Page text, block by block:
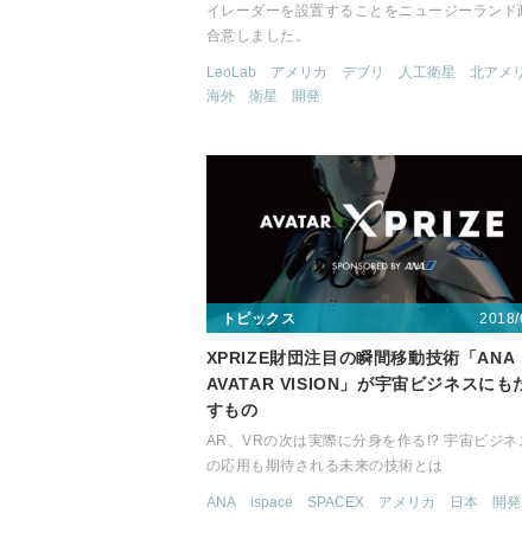
イレーダーを設置することをニュージーランド
合意しました。
LeoLab アメリカ デブリ 人工衛星
北アメ
海外
衛星 開発
トピックス 2018/
XPRIZE財団注目の瞬間移動技術「ANA
AVATAR VISION」が宇宙ビジネスにも
すもの
AR、VRの次は実際に分身を作る!? 宇宙ビジネ
の応用も期待される未来の技術とは
ANA ispace SPACEX アメリカ 日本 開発